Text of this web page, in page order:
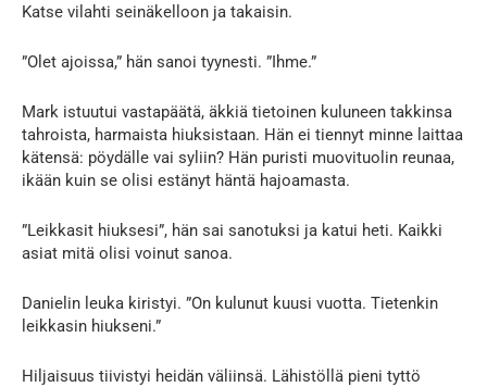
Katse vilahti seinäkelloon ja takaisin.
”Olet ajoissa,” hän sanoi tyynesti. ”Ihme.”
Mark istuutui vastapäätä, äkkiä tietoinen kuluneen takkinsa
tahroista, harmaista hiuksistaan. Hän ei tiennyt minne laittaa
kätensä: pöydälle vai syliin? Hän puristi muovituolin reunaa,
ikään kuin se olisi estänyt häntä hajoamasta.
”Leikkasit hiuksesi”, hän sai sanotuksi ja katui heti. Kaikki
asiat mitä olisi voinut sanoa.
Danielin leuka kiristyi. ”On kulunut kuusi vuotta. Tietenkin
leikkasin hiukseni.”
Hiljaisuus tiivistyi heidän väliinsä. Lähistöllä pieni tyttö